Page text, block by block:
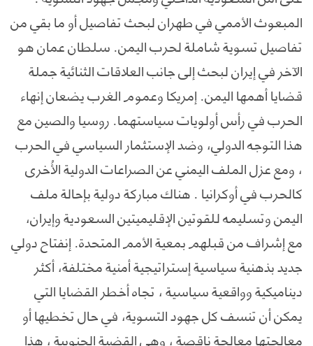
المبعوث الأممي في طهران لبحث تفاصيل أو ما بقي من
تفاصيل تسوية شاملة لحرب اليمن. سلطان عمان هو
الآخر في إيران لبحث إلى جانب العلاقات الثنائية جملة
قضايا أهمها اليمن. إمريكا وعموم الغرب يضعان إنهاء
الحرب في رأس أولويات سياستهما. روسيا والصين مع
هذا التوجه الدولي، وضد الإستثمار السياسي في الحرب
، ومع عزل الملف اليمني عن الصراعات الدولية الأُخرى
كالحرب في أوكرانيا . هناك مباركة دولية بإحالة ملف
اليمن وتسليمه للقوتين الإقليميتين السعودية وإيران،
مع إشراف من قبلهم بمعية الأمم المتحدة. إنفتاح دولي
جديد بذهنية سياسية إستراتيجية أمنية مختلفة، أكثر
ديناميكية وواقعية سياسية ، تجاه أخطر القضايا التي
يمكن أن تنسف كل جهود التسوية، في حال تخطيها أو
معالجتها معالجة ناقصة ، وهي القضية الجنوبية ، هذا